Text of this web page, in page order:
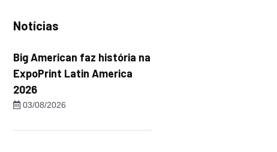
Notícias
Big American faz história na
ExpoPrint Latin America
2026
03/08/2026